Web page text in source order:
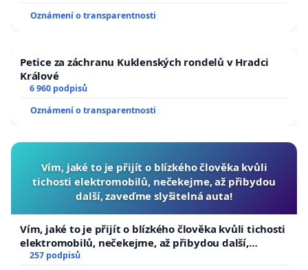
Oznámení o transparentnosti
Petice za záchranu Kuklenských rondelů v Hradci
Králové
6 960 podpisů
Oznámení o transparentnosti
Vím, jaké to je přijít o blízkého člověka kvůli
tichosti elektromobilů, nečekejme, až přibydou
další, zaveďme slyšitelná auta!
Vím, jaké to je přijít o blízkého člověka kvůli tichosti
elektromobilů, nečekejme, až přibydou další,
zaveďme slyšitelná auta!
257 podpisů